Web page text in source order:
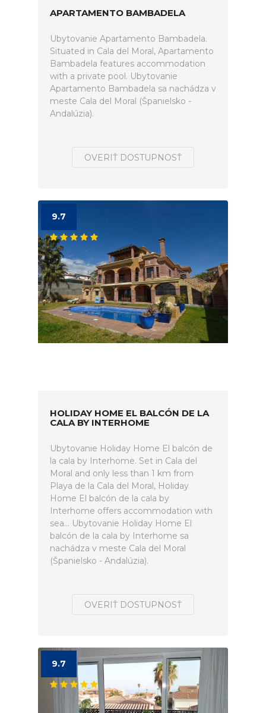
APARTAMENTO BAMBADELA
Ubytovanie Apartamento Bambadela.
Situated in Cala del Moral, Apartamento
Bambadela features accommodation
with a private pool. Ubytovanie
Apartamento Bambadela sa nachádza v
meste Cala del Moral (Španielsko -
Andalúzia).
OVERIŤ DOSTUPNOSŤ
9.7
HOLIDAY HOME EL BALCÓN DE LA
CALA BY INTERHOME
Ubytovanie Holiday Home El balcón de
la cala by Interhome. Set in Cala del
Moral and only less than 1 km from
Playa de la Cala del Moral, Holiday
Home El balcón de la cala by
Interhome offers accommodation with
sea... Ubytovanie Holiday Home El
balcón de la cala by Interhome sa
nachádza v meste Cala del Moral
(Španielsko - Andalúzia).
OVERIŤ DOSTUPNOSŤ
9.7